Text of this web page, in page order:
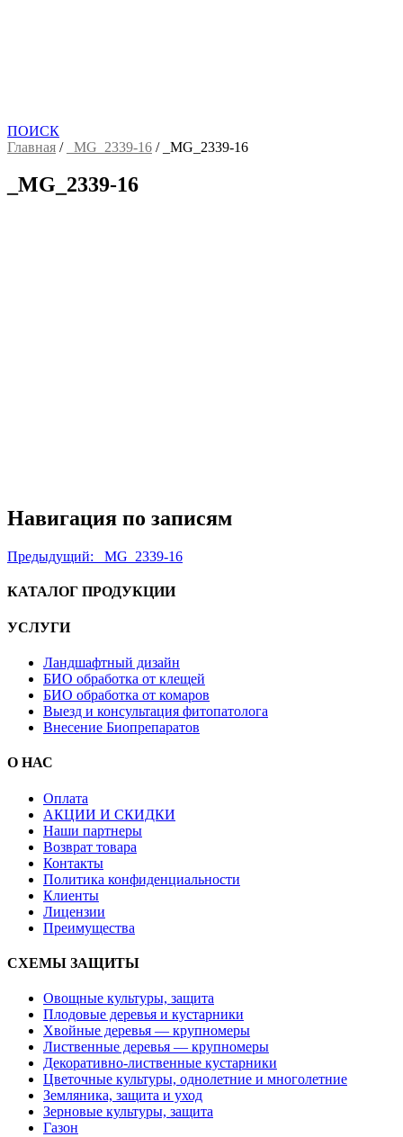
ПОИСК
Главная / _MG_2339-16 / _MG_2339-16
_MG_2339-16
Навигация по записям
Предыдущий: _MG_2339-16
КАТАЛОГ ПРОДУКЦИИ
УСЛУГИ
Ландшафтный дизайн
БИО обработка от клещей
БИО обработка от комаров
Выезд и консультация фитопатолога
Внесение Биопрепаратов
О НАС
Оплата
АКЦИИ И СКИДКИ
Наши партнеры
Возврат товара
Контакты
Политика конфиденциальности
Клиенты
Лицензии
Преимущества
СХЕМЫ ЗАЩИТЫ
Овощные культуры, защита
Плодовые деревья и кустарники
Хвойные деревья — крупномеры
Лиственные деревья — крупномеры
Декоративно-лиственные кустарники
Цветочные культуры, однолетние и многолетние
Земляника, защита и уход
Зерновые культуры, защита
Газон